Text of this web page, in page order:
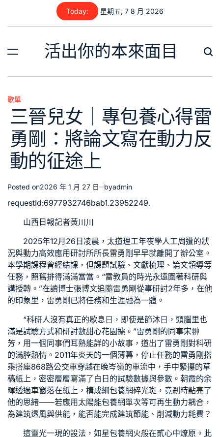
content
Today: 星期五, 7 8 月 2026
活出你的本來面目
Posted
歌單
三晉兒女｜專包養心得雷
勇剛：將論文寫在動力反
動的征途上
Posted on2026 年 1 月 27 日 byadmin
requestId:6977932746bab1.23952249.
山西日報記者黃川川
2025年12月26日凌晨，太道理工年夜學人工周遭的狀
況與動力高效應用研討所所長雷勇剛早早就離開了辦公室。
本學期課程曾經結課，但課題試驗、文獻梳理、論文領導等
任務，照舊排得滿滿當當。“雷教員的時光永遠圍著科研與
講授轉。”在讀博士張博文追隨雷勇剛從事研討2年多，在他
的印象里，雷勇剛已將任務和生涯融為一體。
“科研人沒有真正的歇息日，即使是節沐日，頭腦里也
滿是試驗方式和研討數甜心花園據。”雷勇剛的同事宋翀
芳，用一個同事們耳熟能詳的小故事，道出了雷勇剛對科研
的滿腔熱情。2011年炎天的一個薄暮，停止任務的雷勇剛搭
乘搭座868路公交車穿越在晚岑嶺的車流中，手中緊攥的草
稿紙上，密密層層寫滿了白日的試驗數據與參數。朝霞的余
暉透過車窗落在紙上，構成細包養網碎光斑，竟剎時點亮了
他的思緒——若應用太陽能包養網單次等可再生動力耦合，
為建筑透風與供能，能否能完成建筑節能、削減動力耗費？
這靈光一現的設法，如星包養網火般在貳心中燎原。此